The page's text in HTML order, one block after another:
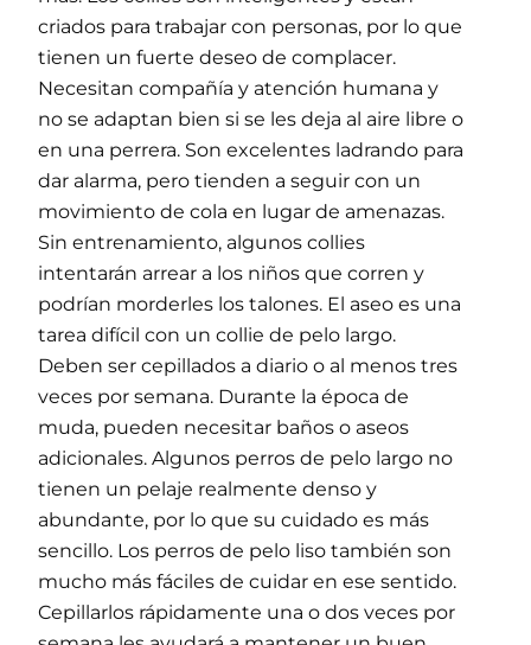
criados para trabajar con personas, por lo que
tienen un fuerte deseo de complacer.
Necesitan compañía y atención humana y
no se adaptan bien si se les deja al aire libre o
en una perrera. Son excelentes ladrando para
dar alarma, pero tienden a seguir con un
movimiento de cola en lugar de amenazas.
Sin entrenamiento, algunos collies
intentarán arrear a los niños que corren y
podrían morderles los talones. El aseo es una
tarea difícil con un collie de pelo largo.
Deben ser cepillados a diario o al menos tres
veces por semana. Durante la época de
muda, pueden necesitar baños o aseos
adicionales. Algunos perros de pelo largo no
tienen un pelaje realmente denso y
abundante, por lo que su cuidado es más
sencillo. Los perros de pelo liso también son
mucho más fáciles de cuidar en ese sentido.
Cepillarlos rápidamente una o dos veces por